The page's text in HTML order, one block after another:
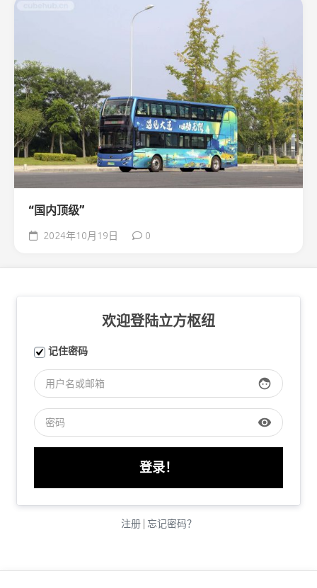
“国内顶级”
2024年10月19日 0
欢迎登陆立方枢纽
记住密码
face
visibility
注册| 忘记密码？